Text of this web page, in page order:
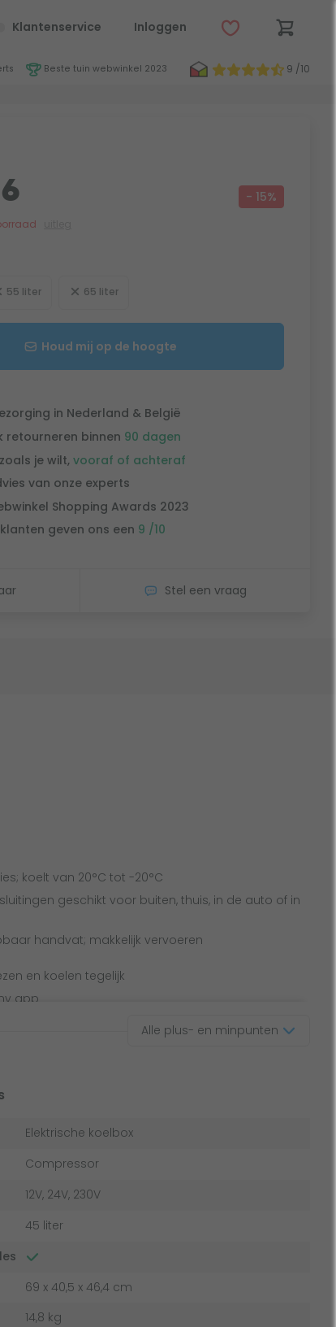
Klantenservice Inloggen
Beste tuin webwinkel 2023
9 /10
- 15%
55 liter 65 liter
Houd mij op de hoogte
in Nederland & België
retourneren binnen 90 dagen
je wilt,vooraf of achteraf
van onze experts
Shopping Awards 2023
geven ons een 9 /10
Stel een vraag
koelt van 20°C tot -20°C
geschikt voor buiten, thuis, in de auto of in
handvat; makkelijk vervoeren
en koelen tegelijk
app
Alle plus- en minpunten
Elektrische koelbox
Compressor
12V, 24V, 230V
45 liter
69 x 40,5 x 46,4 cm
14,8 kg